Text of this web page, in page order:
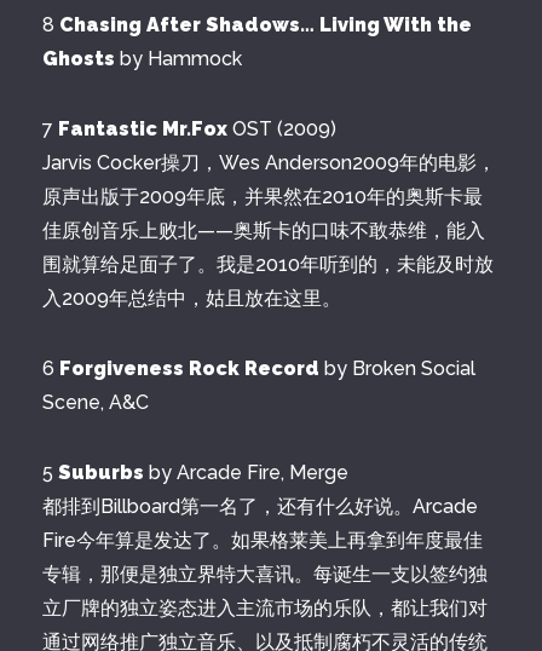
8 Chasing After Shadows… Living With the
Ghosts by Hammock
7 Fantastic Mr.Fox OST (2009)
Jarvis Cocker操刀，Wes Anderson2009年的电影，
原声出版于2009年底，并果然在2010年的奥斯卡最
佳原创音乐上败北——奥斯卡的口味不敢恭维，能入
围就算给足面子了。我是2010年听到的，未能及时放
入2009年总结中，姑且放在这里。
6 Forgiveness Rock Record by Broken Social
Scene, A&C
5 Suburbs by Arcade Fire, Merge
都排到Billboard第一名了，还有什么好说。Arcade
Fire今年算是发达了。如果格莱美上再拿到年度最佳
专辑，那便是独立界特大喜讯。每诞生一支以签约独
立厂牌的独立姿态进入主流市场的乐队，都让我们对
通过网络推广独立音乐、以及抵制腐朽不灵活的传统